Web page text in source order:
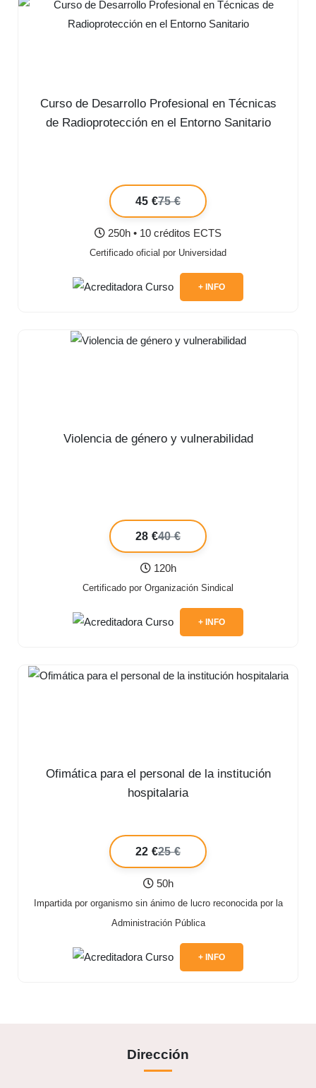
Curso de Desarrollo Profesional en Técnicas
de Radioprotección en el Entorno Sanitario
45 €75 €
250h • 10 créditos ECTS
Certificado oficial por Universidad
+ INFO
Violencia de género y vulnerabilidad
28 €40 €
120h
Certificado por Organización Sindical
+ INFO
Ofimática para el personal de la institución
hospitalaria
22 €25 €
50h
Impartida por organismo sin ánimo de lucro reconocida por la
Administración Pública
+ INFO
Dirección